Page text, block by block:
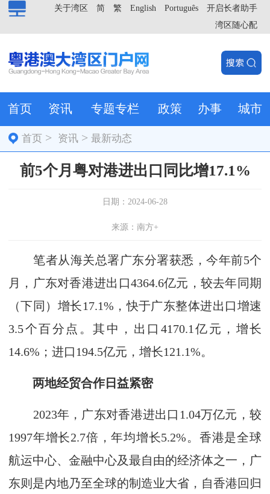
开启长者助手
Português
English
繁
简
关于湾区
湾区随心配
首页 资讯 专题专栏 政策 办事 城市
首页 > 资讯 >最新动态
前5个月粤对港进出口同比增17.1%
日期：2024-06-28
来源：南方+
笔者从海关总署广东分署获悉，今年前5个
月，广东对香港进出口4364.6亿元，较去年同期
（下同）增长17.1%，快于广东整体进出口增速
3.5个百分点。其中，出口4170.1亿元，增长
14.6%；进口194.5亿元，增长121.1%。
两地经贸合作日益紧密
2023年，广东对香港进出口1.04万亿元，较
1997年增长2.7倍，年均增长5.2%。香港是全球
航运中心、金融中心及最自由的经济体之一，广
东则是内地乃至全球的制造业大省，自香港回归